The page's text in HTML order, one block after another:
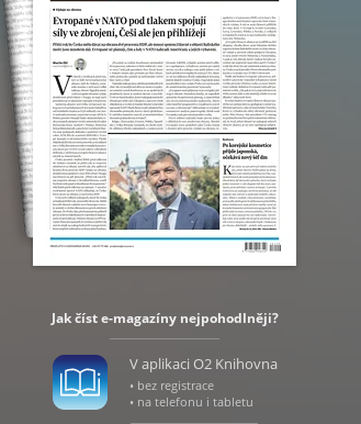
Jak číst e-magazíny nejpohodlněji?
V aplikaci O2 Knihovna
• bez registrace
• na telefonu i tabletu